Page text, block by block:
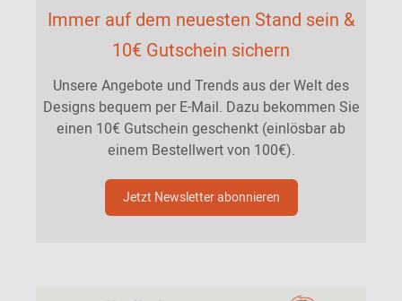
Immer auf dem neuesten Stand sein &
10€ Gutschein sichern
Unsere Angebote und Trends aus der Welt des
Designs bequem per E-Mail. Dazu bekommen Sie
einen 10€ Gutschein geschenkt (einlösbar ab
einem Bestellwert von 100€).
Jetzt Newsletter abonnieren